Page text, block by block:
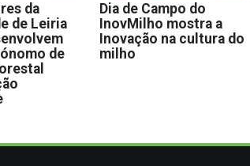
da
de Leiria
de
Dia de Campo do
InovMilho mostra a
Inovação na cultura do
milho